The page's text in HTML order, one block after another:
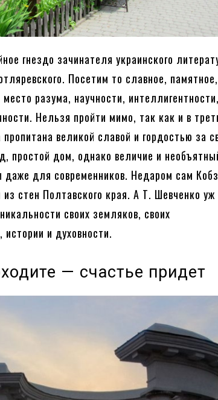
гнездо зачинателя украинского
Посетим то славное, памятное,
разума, научности,
Нельзя пройти мимо, так как и в
великой славой и гордостью за
простой дом, однако величие и
даже для современников. Недаром сам
стен Полтавского края. А Т. Шевченко уж
своих земляков, своих
и духовности.
— счастье придет